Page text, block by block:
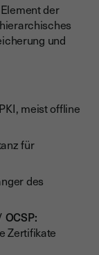
der
und
meist offline
für
des
Zertifikate